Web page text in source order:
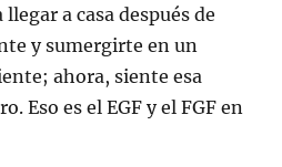
a casa después de
y sumergirte en un
ahora, siente esa
Eso es el EGF y el FGF en